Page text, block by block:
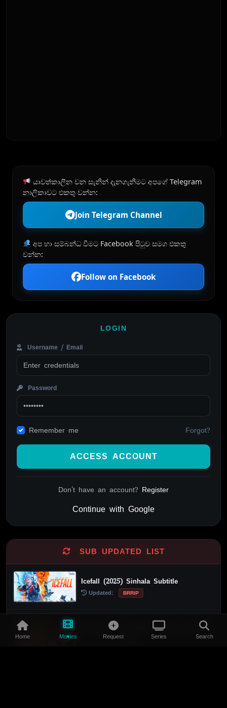
යාවත්කාලීන වන සැනින් දැනගැනීමට අපගේ Telegram
නාලිකාවට එකතු වන්න:
Join Telegram Channel
අප හා සම්බන්ධ වීමට Facebook පිටුව සමග එකතු
වන්න:
Follow on Facebook
LOGIN
Username / Email
Password
Remember me Forgot?
ACCESS ACCOUNT
Don't have an account? Register
Continue with Google
SUB UPDATED LIST
Icefall (2025) Sinhala Subtitle
Updated: BRRIP
Forgive Us All (2025) Sinhala Subtitle
Updated: BRRIP
Home Movies Request Series Search